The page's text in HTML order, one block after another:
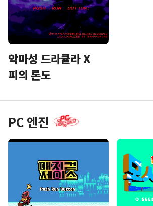
악마성 드라큘라 X
피의 론도
PC 엔진